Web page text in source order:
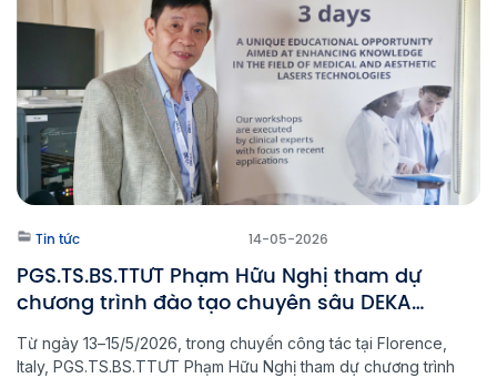
Tin tức 14-05-2026
PGS.TS.BS.TTƯT Phạm Hữu Nghị tham dự
chương trình đào tạo chuyên sâu DEKA
Từ ngày 13–15/5/2026, trong chuyến công tác tại Florence,
Italy, PGS.TS.BS.TTƯT Phạm Hữu Nghị tham dự chương trình